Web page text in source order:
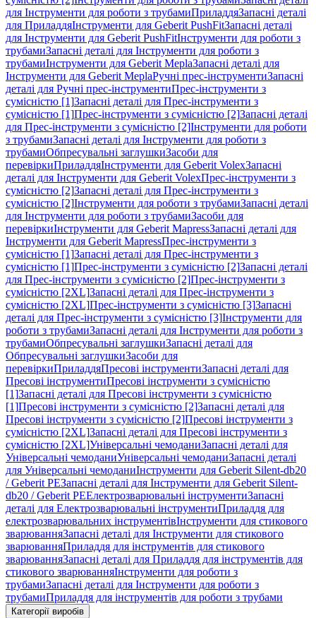
для Інструменти для роботи з трубамиПриладдяЗапасні деталі
для ПриладдяІнструменти для Geberit PushFitЗапасні деталі
для Інструменти для Geberit PushFitІнструменти для роботи з
трубамиЗапасні деталі для Інструменти для роботи з
трубамиІнструменти для Geberit MeplaЗапасні деталі для
Інструменти для Geberit MeplaРучні прес-інструментиЗапасні
деталі для Ручні прес-інструментиПрес-інструменти з
сумісністю [1]Запасні деталі для Прес-інструменти з
сумісністю [1]Прес-інструменти з сумісністю [2]Запасні деталі
для Прес-інструменти з сумісністю [2]Інструменти для роботи
з трубамиЗапасні деталі для Інструменти для роботи з
трубамиОбпресувальні заглушкиЗасоби для
перевіркиПриладдяІнструменти для Geberit VolexЗапасні
деталі для Інструменти для Geberit VolexПрес-інструменти з
сумісністю [2]Запасні деталі для Прес-інструменти з
сумісністю [2]Інструменти для роботи з трубамиЗапасні деталі
для Інструменти для роботи з трубамиЗасоби для
перевіркиІнструменти для Geberit MapressЗапасні деталі для
Інструменти для Geberit MapressПрес-інструменти з
сумісністю [1]Запасні деталі для Прес-інструменти з
сумісністю [1]Прес-інструменти з сумісністю [2]Запасні деталі
для Прес-інструменти з сумісністю [2]Прес-інструменти з
сумісністю [2XL]Запасні деталі для Прес-інструменти з
сумісністю [2XL]Прес-інструменти з сумісністю [3]Запасні
деталі для Прес-інструменти з сумісністю [3]Інструменти для
роботи з трубамиЗапасні деталі для Інструменти для роботи з
трубамиОбпресувальні заглушкиЗапасні деталі для
Обпресувальні заглушкиЗасоби для
перевіркиПриладдяПресові інструментиЗапасні деталі для
Пресові інструментиПресові інструменти з сумісністю
[1]Запасні деталі для Пресові інструменти з сумісністю
[1]Пресові інструменти з сумісністю [2]Запасні деталі для
Пресові інструменти з сумісністю [2]Пресові інструменти з
сумісністю [2XL]Запасні деталі для Пресові інструменти з
сумісністю [2XL]Універсальні чемоданиЗапасні деталі для
Універсальні чемоданиУніверсальні чемоданиЗапасні деталі
для Універсальні чемоданиІнструменти для Geberit Silent-db20
/ Geberit PEЗапасні деталі для Інструменти для Geberit Silent-
db20 / Geberit PEЕлектрозварювальні інструментиЗапасні
деталі для Електрозварювальні інструментиПриладдя для
електрозварювальних інструментівІнструменти для стикового
зварюванняЗапасні деталі для Інструменти для стикового
зварюванняПриладдя для інструментів для стикового
зварюванняЗапасні деталі для Приладдя для інструментів для
стикового зварюванняІнструменти для роботи з
трубамиЗапасні деталі для Інструменти для роботи з
трубамиПриладдя для інструментів для роботи з трубами
Категорії виробів